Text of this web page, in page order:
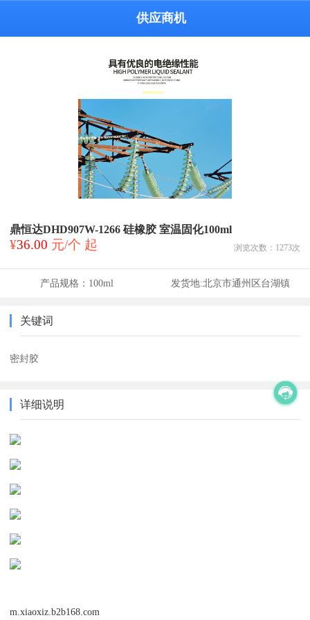
供应商机
鼎恒达DHD907W-1266 硅橡胶 室温固化100ml
¥36.00 元/个 起 浏览次数： 1273次
产品规格： 100ml 发货地:北京市通州区台湖镇
关键词
密封胶
详细说明
m.xiaoxiz.b2b168.com